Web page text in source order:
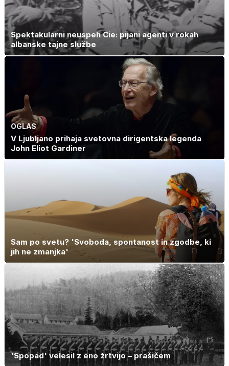
Spektakularni neuspeh Cie: pijani agenti v rokah
albanske tajne službe
OGLAS
V Ljubljano prihaja svetovna dirigentska legenda
John Eliot Gardiner
Sam po svetu? 'Svoboda, spontanost in zgodbe, ki
jih ne zmanjka'
'Spopad' velesil z eno žrtvijo – prašičem